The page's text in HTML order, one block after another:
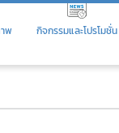
พ กิจกรรมและโปรโมชั่น